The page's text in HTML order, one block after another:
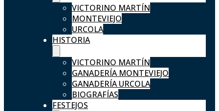
VICTORINO MARTÍN
MONTEVIEJO
URCOLA
HISTORIA
VICTORINO MARTÍN
GANADERÍA MONTEVIEJO
GANADERÍA URCOLA
BIOGRAFÍAS
FESTEJOS